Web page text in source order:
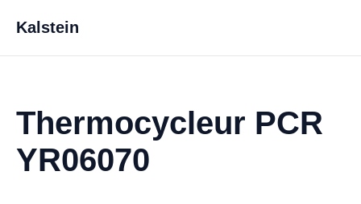
Kalstein
Thermocycleur PCR
YR06070